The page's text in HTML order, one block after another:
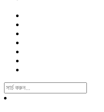
Search
For: